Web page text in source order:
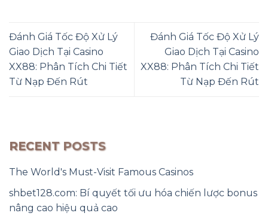
Đánh Giá Tốc Độ Xử Lý
Giao Dịch Tại Casino
XX88: Phân Tích Chi Tiết
Từ Nạp Đến Rút
Đánh Giá Tốc Độ Xử Lý
Giao Dịch Tại Casino
XX88: Phân Tích Chi Tiết
Từ Nạp Đến Rút
RECENT POSTS
The World's Must-Visit Famous Casinos
shbet128.com: Bí quyết tối ưu hóa chiến lược bonus
nâng cao hiệu quả cao